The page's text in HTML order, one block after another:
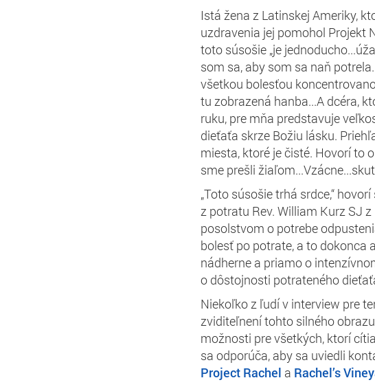
Istá žena z Latinskej Ameriky,
uzdravenia jej pomohol Projekt
toto súsošie „je
som sa, aby som sa naň
všetkou bolesťou
tu zobrazená hanba...A dcéra,
ruku, pre mňa predstavuje
dieťaťa skrze Božiu lásku.
miesta, ktoré je čisté. Hovorí to
sme prešli
„Toto súsošie trhá srdce,“
z potratu Rev. William Kurz SJ
posolstvom o potrebe
bolesť po potrate, a to dokonca
nádherne a priamo o
o dôstojnosti potrateného
Niekoľko z ľudí v interview pre
zviditeľnení tohto silného
možnosti pre všetkých, ktorí
sa odporúča, aby sa uviedli
Project Rachel a Rachel’s